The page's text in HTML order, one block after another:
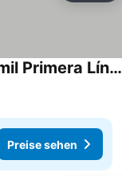
Apartamentos en Playa de Samil Primera Línea de playa Pe Na Areia
Preise sehen